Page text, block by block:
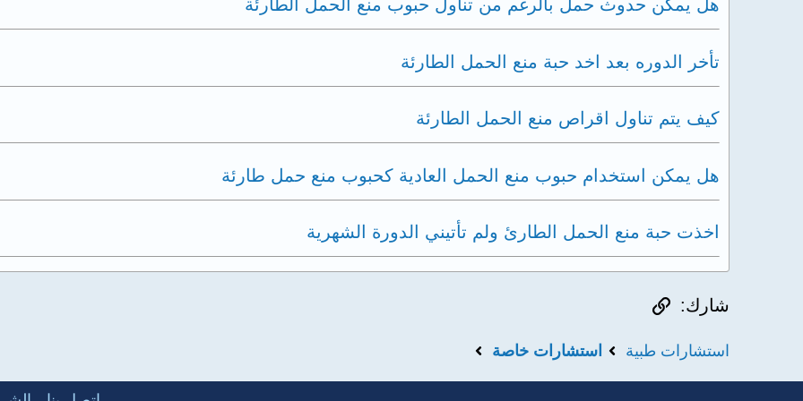
هل يمكن حدوث حمل بالرغم من تناول حبوب منع الحمل الطارئة
تأخر الدوره بعد اخد حبة منع الحمل الطارئة
كيف يتم تناول اقراص منع الحمل الطارئة
هل يمكن استخدام حبوب منع الحمل العادية كحبوب منع حمل طارئة
اخذت حبة منع الحمل الطارئ ولم تأتيني الدورة الشهرية
شارك: الرابط
استشارات طبية استشارات خاصة